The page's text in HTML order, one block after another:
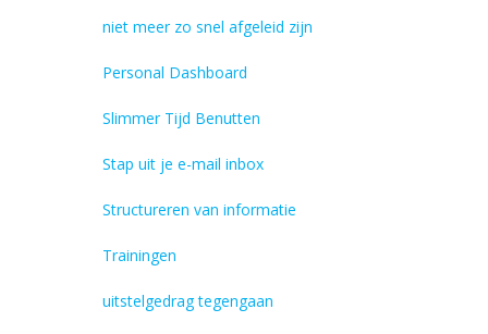
niet meer zo snel afgeleid zijn
Personal Dashboard
Slimmer Tijd Benutten
Stap uit je e-mail inbox
Structureren van informatie
Trainingen
uitstelgedrag tegengaan